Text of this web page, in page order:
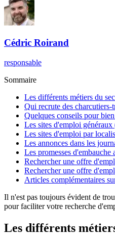
Cédric Roirand
responsable
Sommaire
Les différents métiers du
Qui recrute des charcutiers-
Quelques conseils pour
Les sites d'emploi
Les sites d'emploi par
Les annonces dans les
Les promesses
Rechercher une offre
Rechercher une offre
Articles complémentaires
Il n'est pas toujours évident de
pour faciliter votre recherche
Les différents